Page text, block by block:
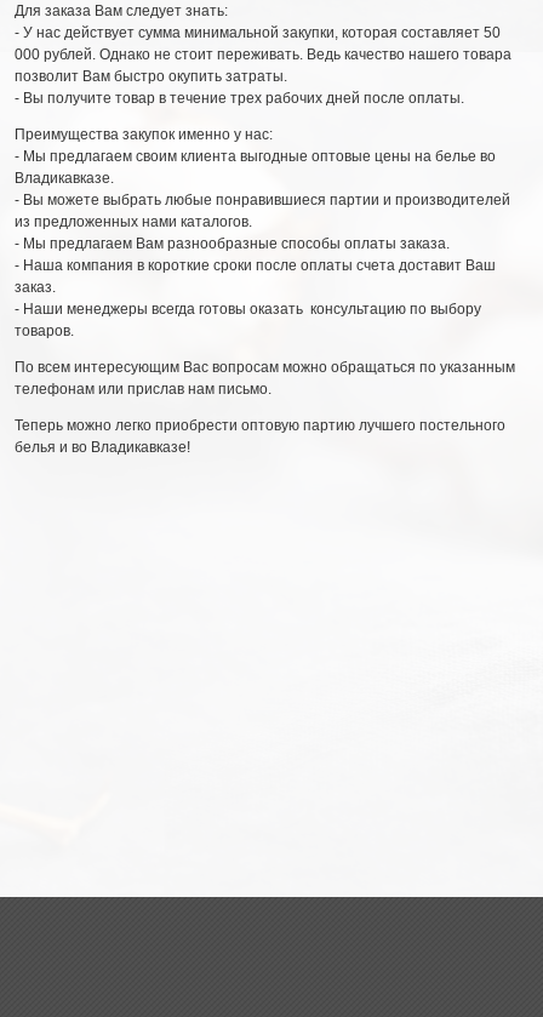
Для заказа Вам следует знать:
- У нас действует сумма минимальной закупки, которая составляет 50
000 рублей. Однако не стоит переживать. Ведь качество нашего товара
позволит Вам быстро окупить затраты.
- Вы получите товар в течение трех рабочих дней после оплаты.
Преимущества закупок именно у нас:
- Мы предлагаем своим клиента выгодные оптовые цены на белье во
Владикавказе.
- Вы можете выбрать любые понравившиеся партии и производителей
из предложенных нами каталогов.
- Мы предлагаем Вам разнообразные способы оплаты заказа.
- Наша компания в короткие сроки после оплаты счета доставит Ваш
заказ.
- Наши менеджеры всегда готовы оказать консультацию по выбору
товаров.
По всем интересующим Вас вопросам можно обращаться по указанным
телефонам или прислав нам письмо.
Теперь можно легко приобрести оптовую партию лучшего постельного
белья и во Владикавказе!